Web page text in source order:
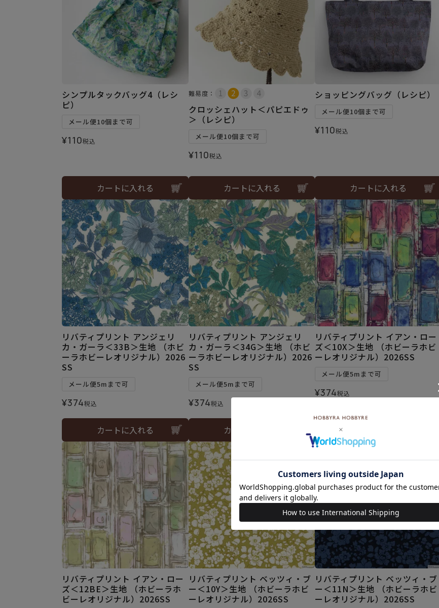
シンプルタックバッグ4（レシ
ピ）
メール便10個まで可
¥110税込
カートに入れる
難易度：
クロッシェハット＜パピエドゥ
＞（レシピ）
メール便10個まで可
¥110税込
カートに入れる
ショッピングバッグ（レシピ）
メール便10個まで可
¥110税込
カートに入れる
リバティプリント アンジェリ
カ・ガーラ＜33B＞生地 （ホビ
ーラホビーレオリジナル）2026
SS
メール便5mまで可
¥374税込
カートに入れる
リバティプリント アンジェリ
カ・ガーラ＜34G＞生地 （ホビ
ーラホビーレオリジナル）2026
SS
メール便5mまで可
¥374税込
カートに入れる
リバティプリント イアン・ロー
ズ＜10X＞生地 （ホビーラホビ
ーレオリジナル）2026SS
メール便5mまで可
¥374税込
リバティプリント イアン・ロー
ズ＜12BE＞生地 （ホビーラホ
ビーレオリジナル）2026SS
リバティプリント ベッツィ・ブ
ー＜10Y＞生地 （ホビーラホビ
ーレオリジナル）2026SS
リバティプリント ベッツィ・ブ
ー＜11N＞生地 （ホビーラホビ
ーレオリジナル）2026SS